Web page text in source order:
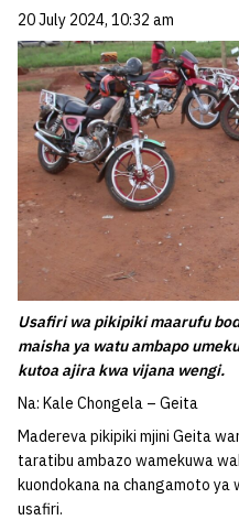
20 July 2024, 10:32 am
Usafiri wa pikipiki maarufu
maisha ya watu ambapo
kutoa ajira kwa vijana wengi.
Na: Kale Chongela – Geita
Madereva pikipiki mjini Geita
taratibu ambazo wamekuwa
kuondokana na changamoto ya
usafiri.